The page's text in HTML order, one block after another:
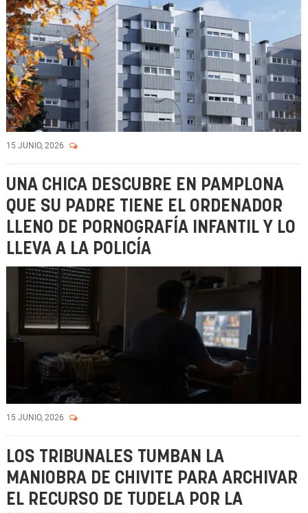
15 JUNIO, 2026
UNA CHICA DESCUBRE EN PAMPLONA
QUE SU PADRE TIENE EL ORDENADOR
LLENO DE PORNOGRAFÍA INFANTIL Y LO
LLEVA A LA POLICÍA
15 JUNIO, 2026
LOS TRIBUNALES TUMBAN LA
MANIOBRA DE CHIVITE PARA ARCHIVAR
EL RECURSO DE TUDELA POR LA